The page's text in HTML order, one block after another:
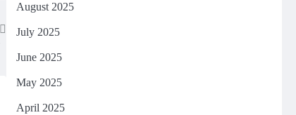
August 2025
July 2025
June 2025
May 2025
April 2025